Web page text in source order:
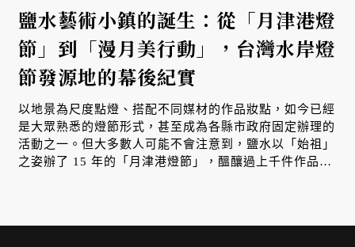
鹽水藝術小鎮的誕生：從「月津港燈
節」到「漫月美行動」，台灣水岸燈
節發源地的幕後紀實
以地景為尺度點燈、搭配不同媒材的作品妝點，如今已經
是大眾熟悉的燈節形式，甚至成為各縣市政府固定辦理的
活動之一。但大多數人可能不會注意到，鹽水以「始祖」
之姿辦了 15 年的「月津港燈節」，醞釀過上千件作品，